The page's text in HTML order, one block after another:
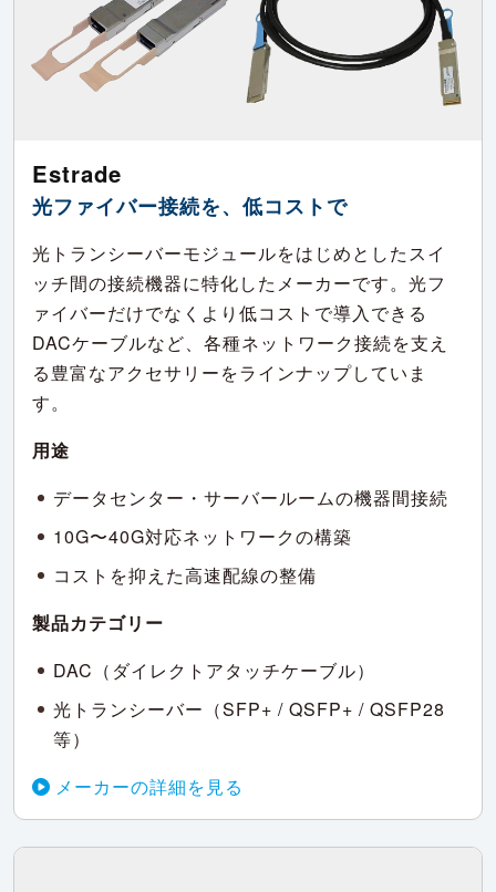
Estrade
光ファイバー接続を、低コストで
光トランシーバーモジュールをはじめとしたスイ
ッチ間の接続機器に特化したメーカーです。光フ
ァイバーだけでなくより低コストで導入できる
DACケーブルなど、各種ネットワーク接続を支え
る豊富なアクセサリーをラインナップしていま
す。
用途
データセンター・サーバールームの機器間接続
10G〜40G対応ネットワークの構築
コストを抑えた高速配線の整備
製品カテゴリー
DAC（ダイレクトアタッチケーブル）
光トランシーバー（SFP+ / QSFP+ / QSFP28
等）
メーカーの詳細を見る